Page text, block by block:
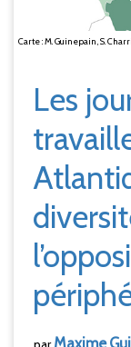
Carte : M. Guinepain, S.
Les
Maxime